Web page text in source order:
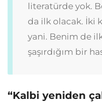
literatürde yok.
da ilk olacak. İki
yani. Benim de
şaşırdığım bir
“Kalbi yeniden